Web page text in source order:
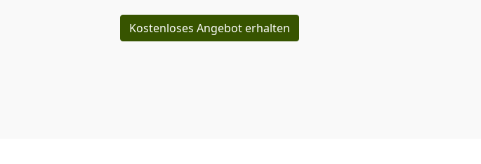
Kostenloses Angebot erhalten